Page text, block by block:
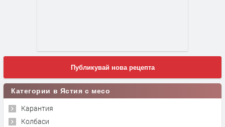
Публикувай нова рецепта
Категории в Ястия с месо
Карантия
Колбаси